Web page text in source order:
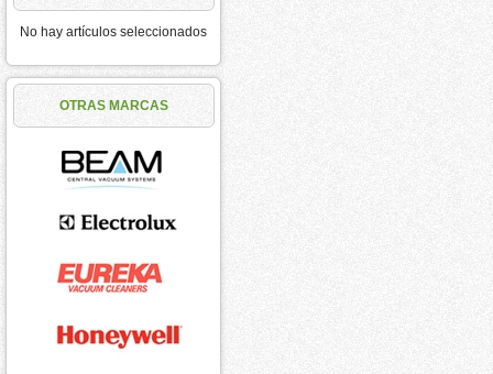
No hay artículos seleccionados
OTRAS MARCAS